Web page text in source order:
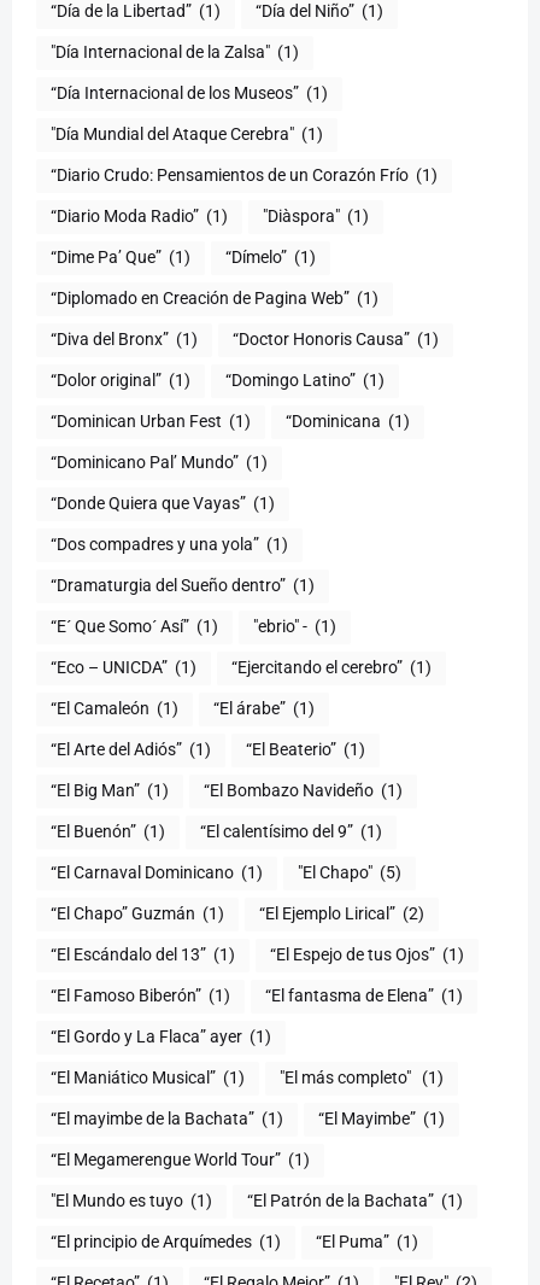
(1) “Día del Niño” (1)
"Día Internacional de la Zalsa" (1)
“Día Internacional de los Museos” (1)
"Día Mundial del Ataque Cerebra" (1)
“Diario Crudo: Pensamientos de un Corazón Frío (1)
“Diario Moda Radio” (1) (1)
“Dime Pa’ Que” (1) “Dímelo” (1)
“Diplomado en Creación de Pagina Web” (1)
“Diva del Bronx” (1) “Doctor Honoris Causa” (1)
“Dolor original” (1) “Domingo Latino” (1)
“Dominican Urban Fest (1) “Dominicana (1)
“Dominicano Pal’ Mundo” (1)
“Donde Quiera que Vayas” (1)
“Dos compadres y una yola” (1)
“Dramaturgia del Sueño dentro” (1)
“E´ Que Somo´ Así” (1) "ebrio" - (1)
“Eco – UNICDA” (1) “Ejercitando el cerebro” (1)
“El Camaleón (1) “El árabe” (1)
“El Arte del Adiós” (1) “El Beaterio” (1)
“El Big Man” (1) “El Bombazo Navideño (1)
“El Buenón” (1) “El calentísimo del 9” (1)
“El Carnaval Dominicano (1) "El Chapo" (5)
“El Chapo” Guzmán (1) “El Ejemplo Lirical” (2)
“El Escándalo del 13” (1) “El Espejo de tus Ojos” (1)
“El Famoso Biberón” (1) “El fantasma de Elena” (1)
“El Gordo y La Flaca” ayer (1)
“El Maniático Musical” (1) "El más completo" ​ (1)
“El mayimbe de la Bachata” (1) “El Mayimbe” (1)
“El Megamerengue World Tour” (1)
"El Mundo es tuyo (1) “El Patrón de la Bachata” (1)
“El principio de Arquímedes (1) “El Puma” (1)